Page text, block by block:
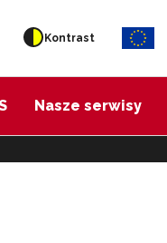
Kontrast
Nasze serwisy